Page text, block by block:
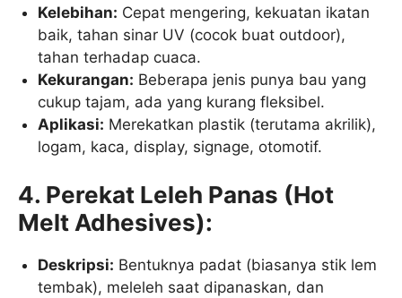
Kelebihan: Cepat mengering, kekuatan ikatan
baik, tahan sinar UV (cocok buat outdoor),
tahan terhadap cuaca.
Kekurangan: Beberapa jenis punya bau yang
cukup tajam, ada yang kurang fleksibel.
Aplikasi: Merekatkan plastik (terutama akrilik),
logam, kaca, display, signage, otomotif.
4. Perekat Leleh Panas (Hot
Melt Adhesives):
Deskripsi: Bentuknya padat (biasanya stik lem
tembak), meleleh saat dipanaskan, dan